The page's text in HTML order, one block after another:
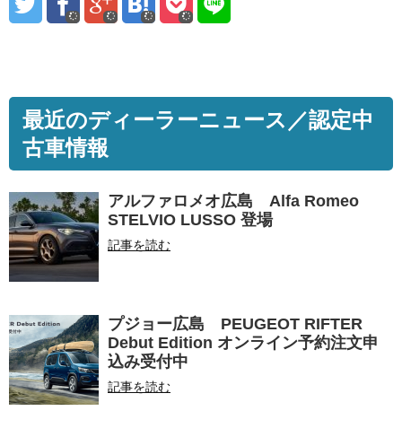
最近のディーラーニュース／認定中
古車情報
アルファロメオ広島 Alfa Romeo
STELVIO LUSSO 登場
記事を読む
プジョー広島 PEUGEOT RIFTER
Debut Edition オンライン予約注文申
込み受付中
記事を読む